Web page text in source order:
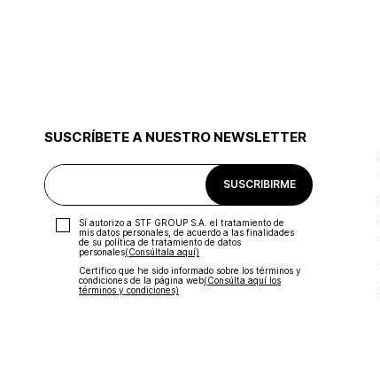
SUSCRÍBETE A NUESTRO NEWSLETTER
SUSCRIBIRME
Sí autorizo a STF GROUP S.A. el tratamiento de
mis datos personales, de acuerdo a las finalidades
de su política de tratamiento de datos
personales‎(Consúltala aquí)
Certifico que he sido informado sobre los términos y
condiciones de la página web‎(Consúlta aquí los
términos y condiciones)